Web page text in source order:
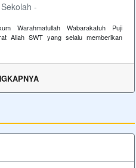
-
Warahmatullah Wabarakatuh Puji
Allah SWT yang selalu memberikan